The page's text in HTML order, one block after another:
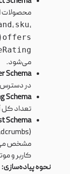
محصولات
, sku,
offers
می‌شود.
Schema:
در
Schema:
تعداد کل
Schema:
مشخص
کاربر و
نحوه پیاده‌سازی: